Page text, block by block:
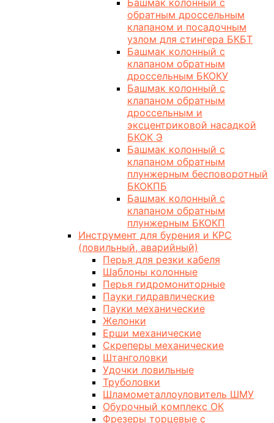
Башмак колонный с
обратным дроссельным
клапаном и посадочным
узлом для стингера БКБТ
Башмак колонный с
клапаном обратным
дроссельным БКОКУ
Башмак колонный с
клапаном обратным
дроссельным и
эксцентриковой насадкой
БКОК Э
Башмак колонный с
клапаном обратным
плунжерным бесповоротный
БКОКПБ
Башмак колонный с
клапаном обратным
плунжерным БКОКП
Инструмент для бурения и КРС
(ловильный, аварийный)
Перья для резки кабеля
Шаблоны колонные
Перья гидромониторные
Пауки гидравлические
Пауки механические
Желонки
Ерши механические
Скреперы механические
Штанголовки
Удочки ловильные
Труболовки
Шламометаллоуловитель ШМУ
Обурочный комплекс ОК
Фрезеры торцевые с